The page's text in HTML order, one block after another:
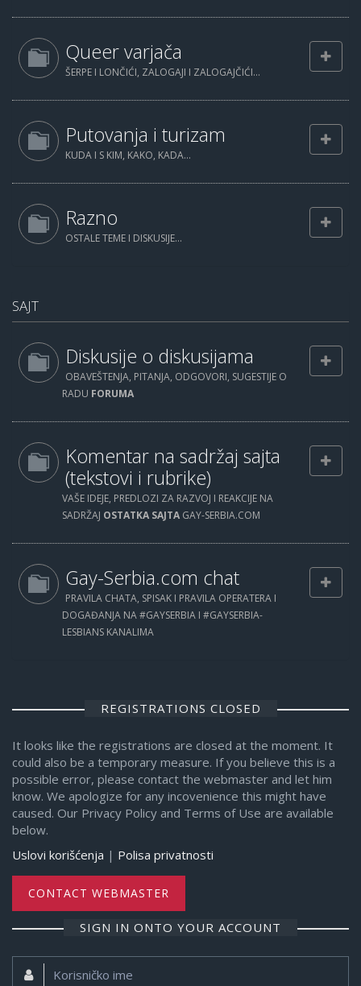
Queer varjača
ŠERPE I LONČIĆI, ZALOGAJI I ZALOGAJČIĆI...
Putovanja i turizam
KUDA I S KIM, KAKO, KADA...
Razno
OSTALE TEME I DISKUSIJE...
SAJT
Diskusije o diskusijama
OBAVEŠTENJA, PITANJA, ODGOVORI, SUGESTIJE O
RADU FORUMA
Komentar na sadržaj sajta
(tekstovi i rubrike)
VAŠE IDEJE, PREDLOZI ZA RAZVOJ I REAKCIJE NA
SADRŽAJ OSTATKA SAJTA GAY-SERBIA.COM
Gay-Serbia.com chat
PRAVILA CHATA, SPISAK I PRAVILA OPERATERA I
DOGAĐANJA NA #GAYSERBIA I #GAYSERBIA-
LESBIANS KANALIMA
REGISTRATIONS CLOSED
It looks like the registrations are closed at the moment. It
could also be a temporary measure. If you believe this is a
possible error, please contact the webmaster and let him
know. We apologize for any incovenience this might have
caused. Our Privacy Policy and Terms of Use are available
below.
Uslovi korišćenja | Polisa privatnosti
CONTACT WEBMASTER
SIGN IN ONTO YOUR ACCOUNT
Korisničko